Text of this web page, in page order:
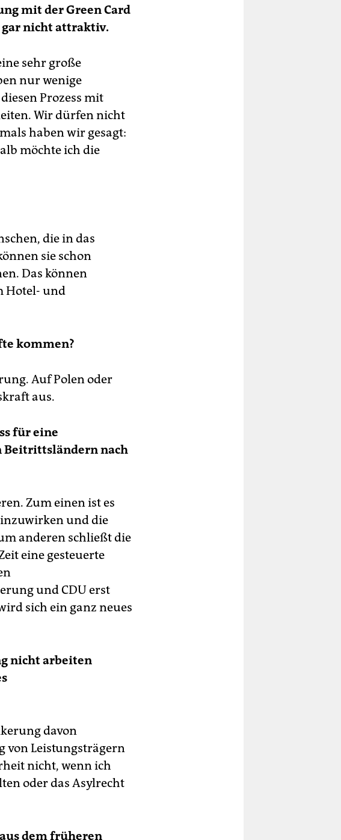
mit der Green Card
nicht attraktiv.
sehr große
nur wenige
Prozess mit
Wir dürfen nicht
haben wir gesagt:
möchte ich die
die in das
sie schon
Das können
Hotel- und
kommen?
Auf Polen oder
aus.
für eine
Beitrittsländern nach
Zum einen ist es
und die
anderen schließt die
eine gesteuerte
und CDU erst
sich ein ganz neues
nicht arbeiten
davon
von Leistungsträgern
nicht, wenn ich
oder das Asylrecht
dem früheren